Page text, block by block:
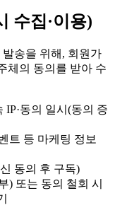
수집·이용)
송을 위해, 회원가
체의 동의를 받아 수
IP·동의 일시(동의 증
트 등 마케팅 정보
동의 후 구독)
) 또는 동의 철회 시